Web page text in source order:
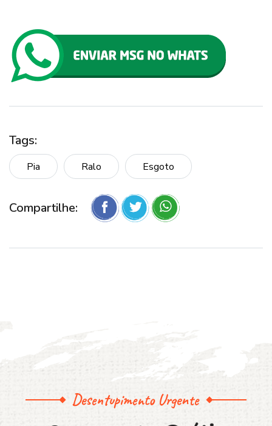
Tags:
Pia Ralo Esgoto
Compartilhe:
Desentupimento Urgente